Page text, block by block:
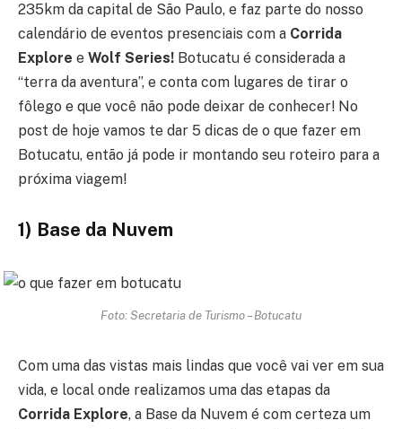
235km da capital de São Paulo, e faz parte do nosso
calendário de eventos presenciais com a Corrida
Explore e Wolf Series! Botucatu é considerada a
“terra da aventura”, e conta com lugares de tirar o
fôlego e que você não pode deixar de conhecer! No
post de hoje vamos te dar 5 dicas de o que fazer em
Botucatu, então já pode ir montando seu roteiro para a
próxima viagem!
1) Base da Nuvem
Foto: Secretaria de Turismo – Botucatu
Com uma das vistas mais lindas que você vai ver em sua
vida, e local onde realizamos uma das etapas da
Corrida Explore, a Base da Nuvem é com certeza um